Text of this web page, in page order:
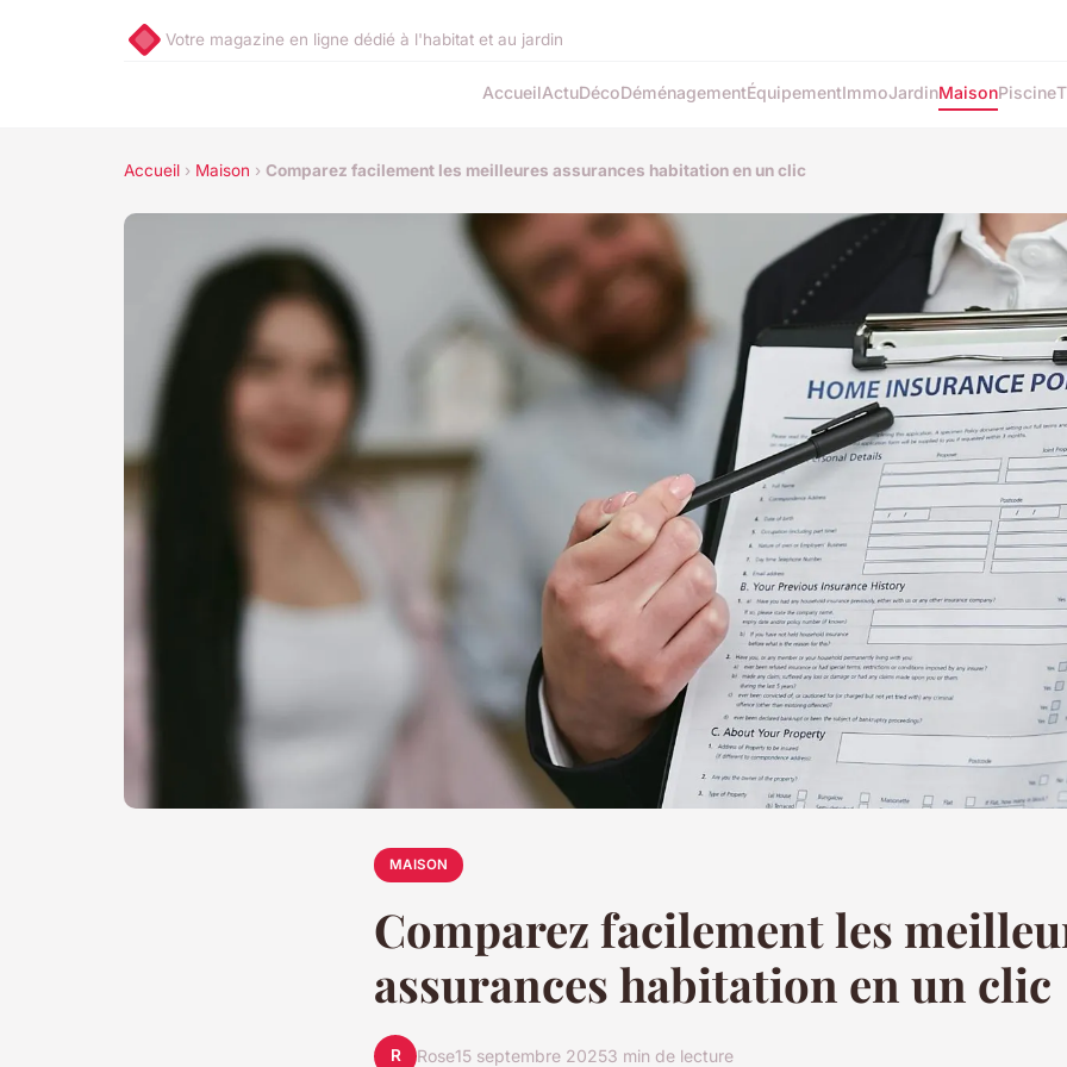
Votre magazine en ligne dédié à l'habitat et au jardin
AccueilActuDécoDéménagementÉquipementImmoJardinMaisonPiscine
Accueil › Maison › Comparez facilement les meilleures assurances habitation en un clic
MAISON
Comparez facilement les
assurances habitation en un clic
R Rose15 septembre 20253 min de lecture